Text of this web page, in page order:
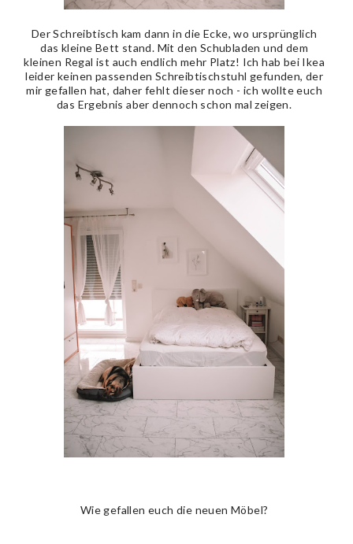
Der Schreibtisch kam dann in die Ecke, wo ursprünglich
das kleine Bett stand. Mit den Schubladen und dem
kleinen Regal ist auch endlich mehr Platz! Ich hab bei Ikea
leider keinen passenden Schreibtischstuhl gefunden, der
mir gefallen hat, daher fehlt dieser noch - ich wollte euch
das Ergebnis aber dennoch schon mal zeigen.
Wie gefallen euch die neuen Möbel?